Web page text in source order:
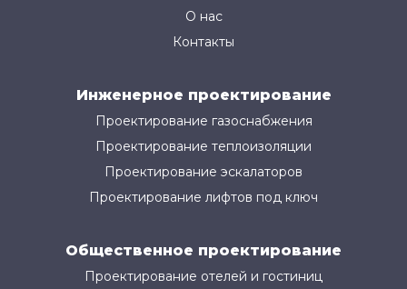
О нас
Контакты
Инженерное проектирование
Проектирование газоснабжения
Проектирование теплоизоляции
Проектирование эскалаторов
Проектирование лифтов под ключ
Общественное проектирование
Проектирование отелей и гостиниц